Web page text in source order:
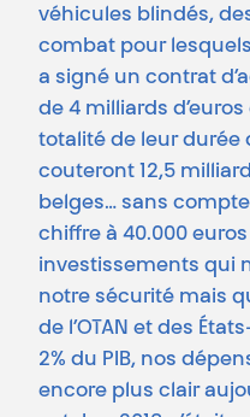
véhicules blindés,
combat pour
a signé un contrat
de 4 milliards
totalité de leur durée
couteront 12,5
belges… sans
chiffre à 40.000 euros
investissements qui
notre sécurité mais
de l’OTAN et des
2% du PIB, nos
encore plus clair